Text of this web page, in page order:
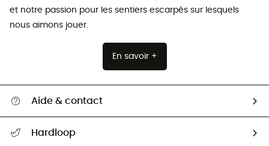
et notre passion pour les sentiers escarpés sur lesquels
nous aimons jouer.
En savoir +
Aide & contact
Hardloop